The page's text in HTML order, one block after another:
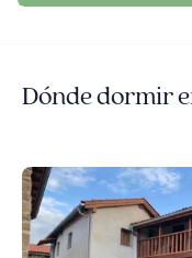
Dónde dormir